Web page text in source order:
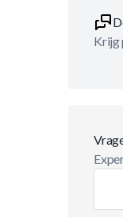
Krijg